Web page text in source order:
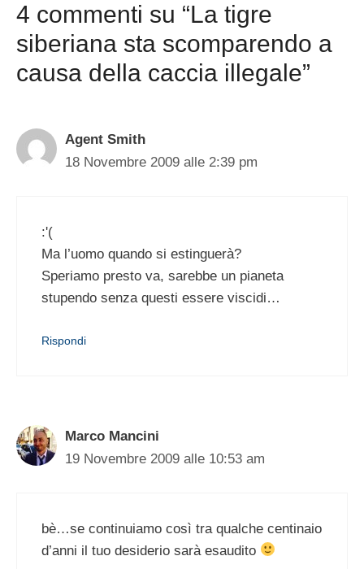
4 commenti su “La tigre
siberiana sta scomparendo a
causa della caccia illegale”
Agent Smith
18 Novembre 2009 alle 2:39 pm
:'(
Ma l’uomo quando si estinguerà?
Speriamo presto va, sarebbe un pianeta
stupendo senza questi essere viscidi…
Rispondi
Marco Mancini
19 Novembre 2009 alle 10:53 am
bè…se continuiamo così tra qualche centinaio
d’anni il tuo desiderio sarà esaudito